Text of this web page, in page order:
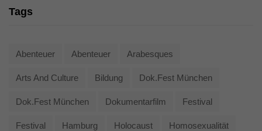
Tags
Abenteuer Abenteuer Arabesques
Arts And Culture Bildung Dok.fest München
Dok.fest München Dokumentarfilm Festival
Festival Hamburg Holocaust Homosexualität